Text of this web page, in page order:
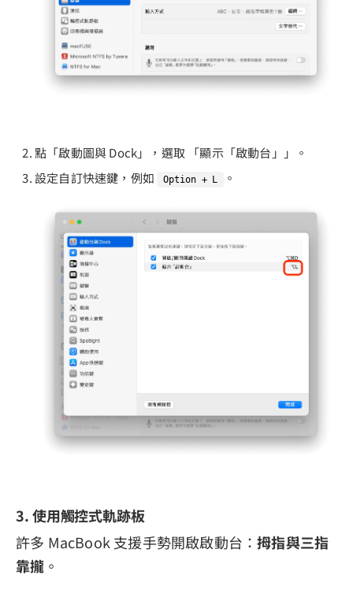
點「啟動圖與 Dock」，選取 「顯示「啟動台」」。
設定自訂快速鍵，例如
Option + L 。
3. 使用觸控式軌跡板
許多 MacBook 支援手勢開啟啟動台：拇指與三指
靠攏 。